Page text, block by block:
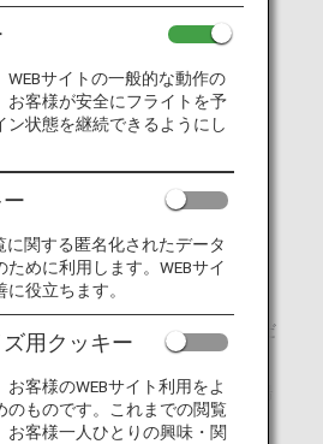
イト、「プレミアムエコノミ
、レッグレストやフットレスト、
ポートなどの快適にお過ごしいただ
す。
席仕様などは予告なく変更となる場
WEBサイトの一般的な動作の
お客様が安全にフライトを予
ン状態を継続できるようにし
に関する匿名化されたデータ
ために利用します。WEBサイ
に役立ちます。
用クッキー
お客様のWEBサイト利用をよ
のものです。これまでの閲覧
お客様一人ひとりの興味・関